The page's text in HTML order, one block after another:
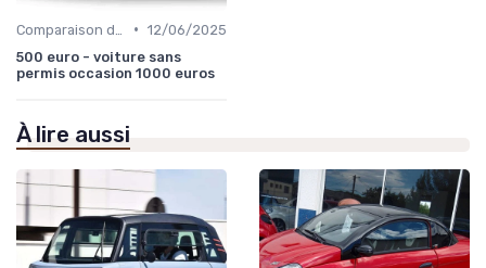
• 12/06/2025
500 euro - voiture sans
permis occasion 1000 euros
À lire aussi